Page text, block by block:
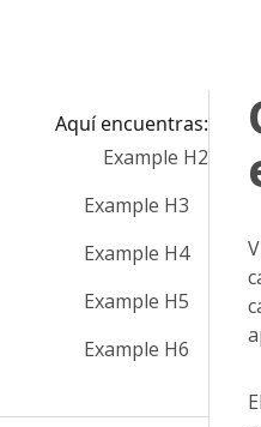
Aquí encuentras:
Example H2
Example H3
Example H4
Example H5
Example H6